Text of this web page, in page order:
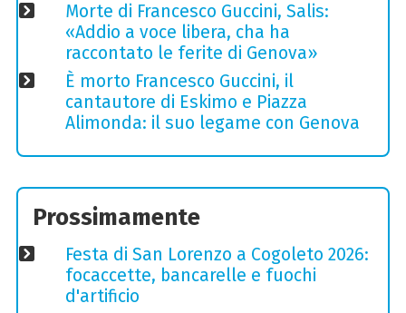
Morte di Francesco Guccini, Salis:
«Addio a voce libera, cha ha
raccontato le ferite di Genova»
È morto Francesco Guccini, il
cantautore di Eskimo e Piazza
Alimonda: il suo legame con Genova
Prossimamente
Festa di San Lorenzo a Cogoleto 2026:
focaccette, bancarelle e fuochi
d'artificio